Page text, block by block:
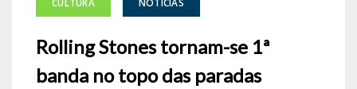
CULTURA NOTÍCIAS
Rolling Stones tornam-se 1ª
banda no topo das paradas